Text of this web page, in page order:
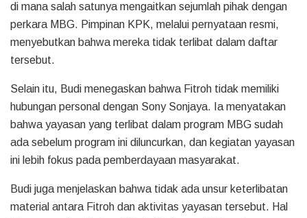
di mana salah satunya mengaitkan sejumlah pihak dengan
perkara MBG. Pimpinan KPK, melalui pernyataan resmi,
menyebutkan bahwa mereka tidak terlibat dalam daftar
tersebut.
Selain itu, Budi menegaskan bahwa Fitroh tidak memiliki
hubungan personal dengan Sony Sonjaya. Ia menyatakan
bahwa yayasan yang terlibat dalam program MBG sudah
ada sebelum program ini diluncurkan, dan kegiatan yayasan
ini lebih fokus pada pemberdayaan masyarakat.
Budi juga menjelaskan bahwa tidak ada unsur keterlibatan
material antara Fitroh dan aktivitas yayasan tersebut. Hal